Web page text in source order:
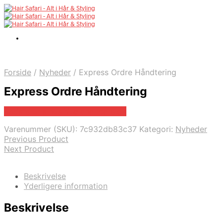
Forside / Nyheder / Express Ordre Håndtering
Express Ordre Håndtering
Varenummer (SKU): 7c932db83c37 Kategori: Nyheder
Previous Product
Next Product
Beskrivelse
Yderligere information
Beskrivelse